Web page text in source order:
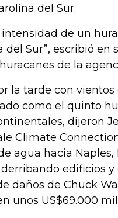
del Sur.
de un
del Sur”, escribió en
de la
la tarde con vientos
como el quinto
dijeron
Climate
agua hacia Naples,
edificios
daños de Chuck
unos US$69.000